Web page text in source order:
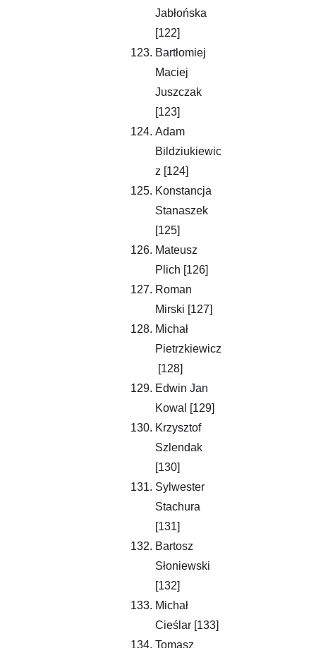
Jabłońska
[122]
Bartłomiej
Maciej
Juszczak
[123]
Adam
Bildziukiewic
z [124]
Konstancja
Stanaszek
[125]
Mateusz
Plich [126]
Roman
Mirski [127]
Michał
Pietrzkiewicz
[128]
Edwin Jan
Kowal [129]
Krzysztof
Szlendak
[130]
Sylwester
Stachura
[131]
Bartosz
Słoniewski
[132]
Michał
Cieślar [133]
Tomasz